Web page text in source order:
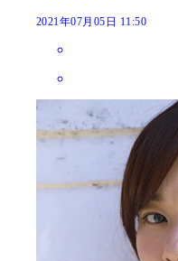
2021年07月05日 11:50